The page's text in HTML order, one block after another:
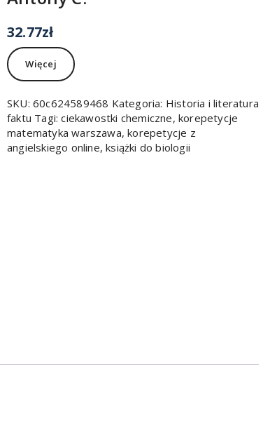
32.77zł
Więcej
SKU: 60c624589468 Kategoria: Historia i literatura
faktu Tagi:ciekawostki chemiczne,korepetycje
matematyka warszawa,korepetycje z
angielskiego online,książki do biologii